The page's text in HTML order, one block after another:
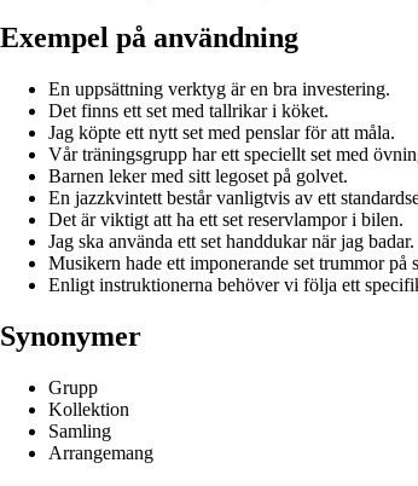
Exempel på användning
En uppsättning verktyg är en bra investering.
Det finns ett set med tallrikar i köket.
Jag köpte ett nytt set med penslar för att måla.
Vår träningsgrupp har ett speciellt set med
Barnen leker med sitt legoset på golvet.
En jazzkvintett består vanligtvis av ett
Det är viktigt att ha ett set reservlampor i bilen.
Jag ska använda ett set handdukar när jag badar.
Musikern hade ett imponerande set trummor på
Enligt instruktionerna behöver vi följa ett
Synonymer
Grupp
Kollektion
Samling
Arrangemang